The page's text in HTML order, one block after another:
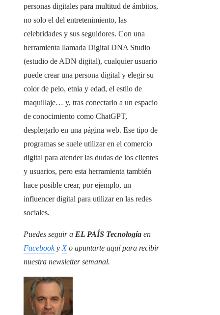
personas digitales para multitud de ámbitos,
no solo el del entretenimiento, las
celebridades y sus seguidores. Con una
herramienta llamada Digital DNA Studio
(estudio de ADN digital), cualquier usuario
puede crear una persona digital y elegir su
color de pelo, etnia y edad, el estilo de
maquillaje… y, tras conectarlo a un espacio
de conocimiento como ChatGPT,
desplegarlo en una página web. Ese tipo de
programas se suele utilizar en el comercio
digital para atender las dudas de los clientes
y usuarios, pero esta herramienta también
hace posible crear, por ejemplo, un
influencer digital para utilizar en las redes
sociales.
Puedes seguir a EL PAÍS Tecnología en
FacebookyXo apuntarte aquí para recibir
nuestra newsletter semanal.